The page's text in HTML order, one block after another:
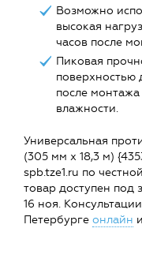
Возможно
высокая
часов после
Пиковая
поверхностью
после монтажа
влажности.
Универсальная
(305 мм х 18,3 м)
spb.tze1.ru по
товар доступен под
16 ноя.
Петербурге онлайн